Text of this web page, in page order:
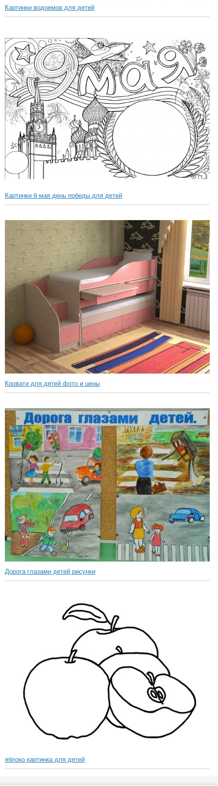
Картинки водоемов для детей
Картинки 9 мая день победы для детей
Кровати для детей фото и цены
Дорога глазами детей рисунки
яблоко картинка для детей